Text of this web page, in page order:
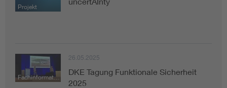
Projekt
Fachinformation
26.05.2025
DKE Tagung Funktionale Sicherheit
2025